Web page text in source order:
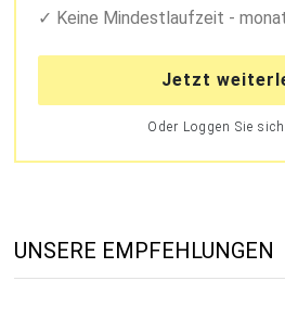
Keine Mindestlaufzeit -
Jetzt
Oder Loggen Sie
UNSERE EMPFEHLUNGEN